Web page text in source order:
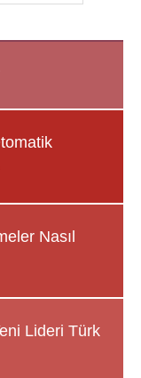
Nasıl
Lideri Türk